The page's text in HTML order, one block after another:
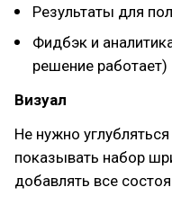
Результаты для
Фидбэк и
решение работает)
Визуал
Не нужно
показывать набор
добавлять все